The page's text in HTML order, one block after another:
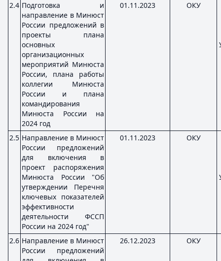
2.4 Подготовка и
направление в Минюст
России предложений в
проекты плана
основных
организационных
мероприятий Минюста
России, плана работы
коллегии Минюста
России и плана
командирования
Минюста России на
2024 год
01.11.2023 ОКУ
2.5 Направление в Минюст
России предложений
для включения в
проект распоряжения
Минюста России "Об
утверждении Перечня
ключевых показателей
эффективности
деятельности ФССП
России на 2024 год"
01.11.2023 ОКУ
2.6 Направление в Минюст
России предложений
26.12.2023 ОКУ